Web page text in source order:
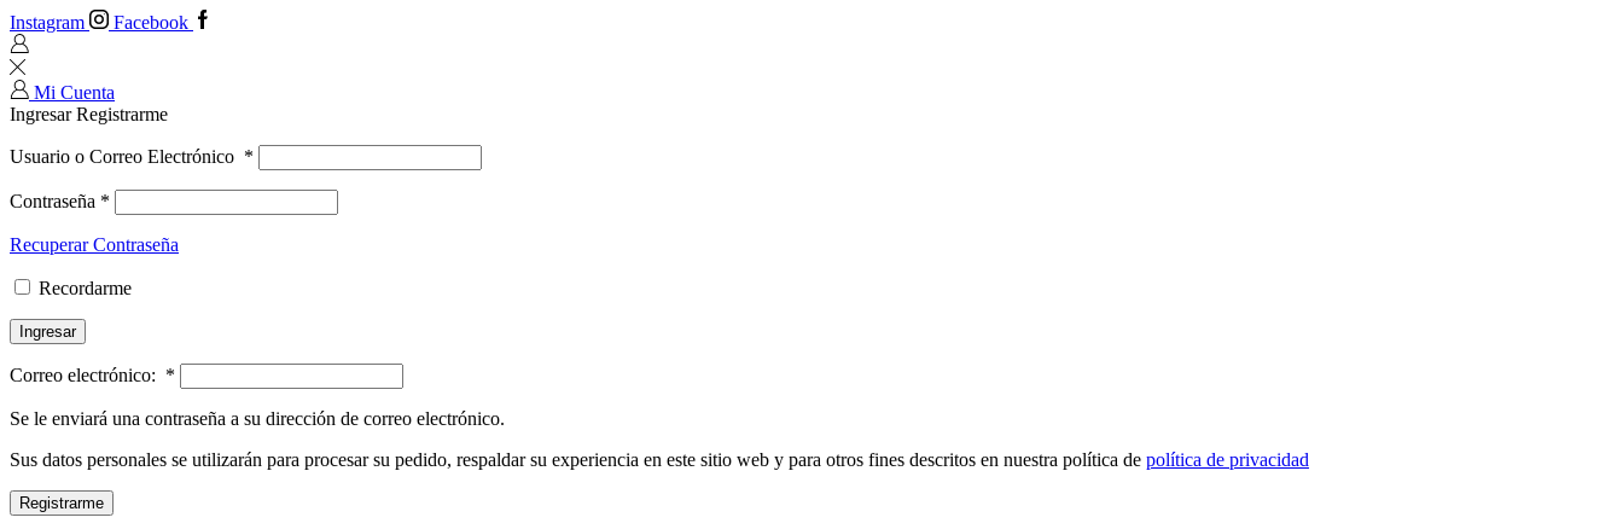
Instagram Facebook
Mi Cuenta
IngresarRegistrarme
Usuario o Correo Electrónico *
Contraseña *
Recuperar Contraseña
Recordarme
Ingresar
Correo electrónico: *
Se le enviará una contraseña a su dirección de correo electrónico.
Sus datos personales se utilizarán para procesar su pedido, respaldar su experiencia en este sitio web y para otros fines descritos en nuestra política de política de privacidad
Registrarme